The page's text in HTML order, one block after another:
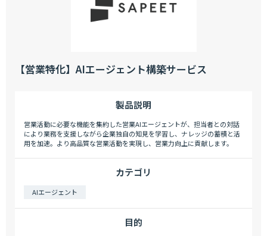
【営業特化】AIエージェント構築サービス
製品説明
営業活動に必要な機能を集約した営業AIエージェントが、担当者との対話
により業務を支援しながら企業独自の知見を学習し、ナレッジの蓄積と活
用を加速。より高品質な営業活動を実現し、営業力向上に貢献します。
カテゴリ
AIエージェント
目的